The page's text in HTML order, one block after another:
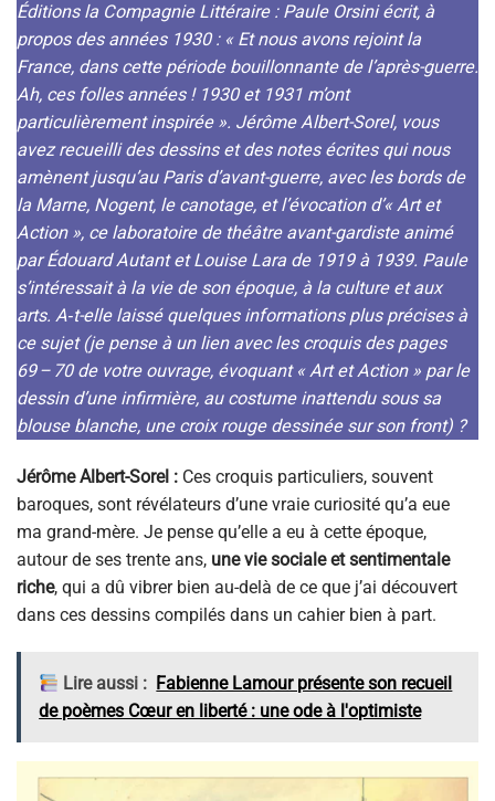
Éditions la Compagnie Littéraire : Paule Orsini écrit, à
propos des années 1930 : « Et nous avons rejoint la
France, dans cette période bouillonnante de l’après-guerre.
Ah, ces folles années ! 1930 et 1931 m’ont
particulièrement inspirée ». Jérôme Albert-Sorel, vous
avez recueilli des dessins et des notes écrites qui nous
amènent jusqu’au Paris d’avant-guerre, avec les bords de
la Marne, Nogent, le canotage, et l’évocation d’« Art et
Action », ce laboratoire de théâtre avant-gardiste animé
par Édouard Autant et Louise Lara de 1919 à 1939. Paule
s’intéressait à la vie de son époque, à la culture et aux
arts. A‑t-elle laissé quelques informations plus précises à
ce sujet (je pense à un lien avec les croquis des pages
69 – 70 de votre ouvrage, évoquant « Art et Action » par le
dessin d’une infirmière, au costume inattendu sous sa
blouse blanche, une croix rouge dessinée sur son front) ?
Jérôme Albert-Sorel : Ces croquis particuliers, souvent
baroques, sont révélateurs d’une vraie curiosité qu’a eue
ma grand-mère. Je pense qu’elle a eu à cette époque,
autour de ses trente ans, une vie sociale et sentimentale
riche, qui a dû vibrer bien au-delà de ce que j’ai découvert
dans ces dessins compilés dans un cahier bien à part.
Lire aussi : Fabienne Lamour présente son recueil
de poèmes Cœur en liberté : une ode à l'optimiste